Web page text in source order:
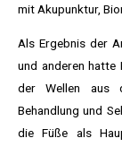
mit Akupunktur,
Als Ergebnis der
und anderen hatte
der Wellen aus
Behandlung und
die Füße als